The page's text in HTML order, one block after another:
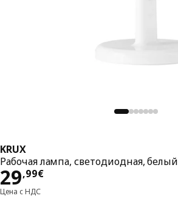
KRUX
Рабочая лампа, светодиодная, белый
29,99€
Цена 29,99€
Цена с НДС